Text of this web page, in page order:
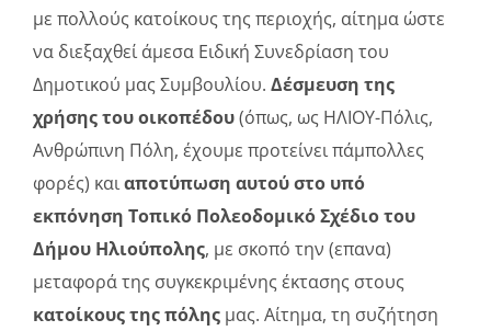
με πολλούς κατοίκους της περιοχής, αίτημα ώστε
να διεξαχθεί άμεσα Ειδική Συνεδρίαση του
Δημοτικού μας Συμβουλίου. Δέσμευση της
χρήσης του οικοπέδου(όπως, ως ΗΛΙΟΥ-Πόλις,
Ανθρώπινη Πόλη, έχουμε προτείνει πάμπολλες
φορές) καιαποτύπωση αυτού στο υπό
εκπόνηση Τοπικό Πολεοδομικό Σχέδιο του
Δήμου Ηλιούπολης, με σκοπό την (επανα)
μεταφορά της συγκεκριμένης έκτασης στους
κατοίκους της πόληςμας. Αίτημα, τη συζήτηση